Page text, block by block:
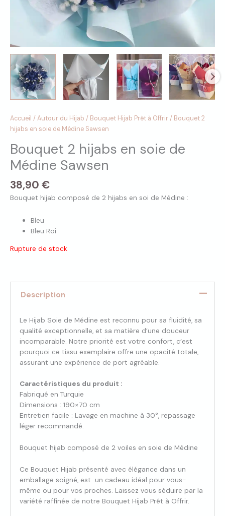
Accueil /Autour du Hijab / Bouquet Hijab Prêt à Offrir / Bouquet 2
hijabs en soie de Médine Sawsen
Bouquet 2 hijabs en soie de
Médine Sawsen
38,90 €
Bouquet hijab composé de 2 hijabs en soi de Médine :
Bleu
Bleu Roi
Rupture de stock
Description
Le Hijab Soie de Médine est reconnu pour sa fluidité, sa
qualité exceptionnelle, et sa matière d’une douceur
incomparable. Notre priorité est votre confort, c’est
pourquoi ce tissu exemplaire offre une opacité totale,
assurant une expérience de port agréable.
Caractéristiques du produit :
Fabriqué en Turquie
Dimensions : 190×70 cm
Entretien facile : Lavage en machine à 30°, repassage
léger recommandé.
Bouquet hijab composé de 2 voiles en soie de Médine
Ce Bouquet Hijab présenté avec élégance dans un
emballage soigné, est un cadeau idéal pour vous-
même ou pour vos proches. Laissez vous séduire par la
variété raffinée de notre Bouquet Hijab Prêt à Offrir.